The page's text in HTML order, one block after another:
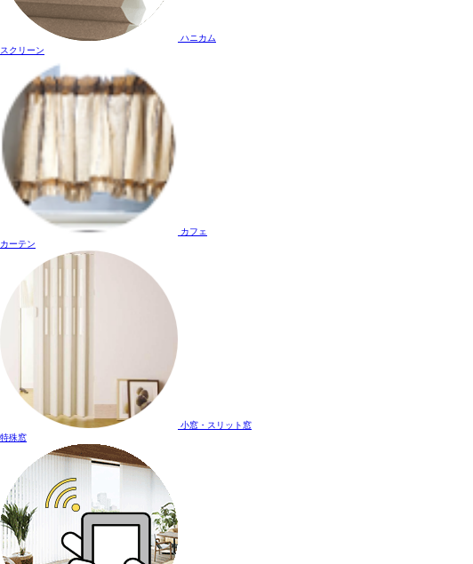
ハニカム
スクリーン
カフェ
カーテン
小窓・スリット窓
特殊窓